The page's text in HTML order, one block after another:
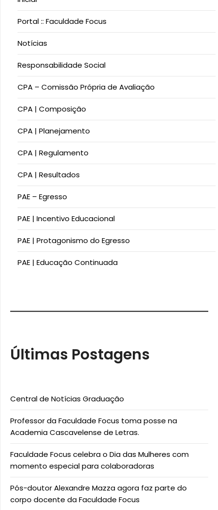
Portal :: Faculdade Focus
Notícias
Responsabilidade Social
CPA – Comissão Própria de Avaliação
CPA | Composição
CPA | Planejamento
CPA | Regulamento
CPA | Resultados
PAE – Egresso
PAE | Incentivo Educacional​
PAE | Protagonismo do Egresso
PAE | Educação Continuada
Últimas Postagens
Central de Notícias Graduação
Professor da Faculdade Focus toma posse na
Academia Cascavelense de Letras.
Faculdade Focus celebra o Dia das Mulheres com
momento especial para colaboradoras
Pós-doutor Alexandre Mazza agora faz parte do
corpo docente da Faculdade Focus